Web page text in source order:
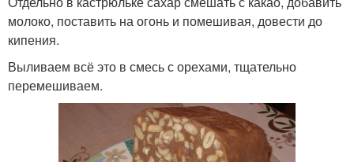
молоко, поставить на огонь и помешивая, довести до
кипения.
Выливаем всё это в смесь с орехами, тщательно
перемешиваем.